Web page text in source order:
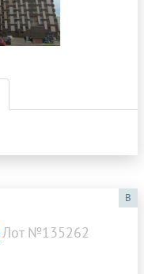
B
Лот №135262